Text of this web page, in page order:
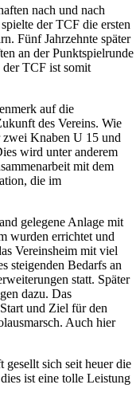
nach und nach
der TCF die ersten
Fünf Jahrzehnte später
an der Punktspielrunde
der TCF ist somit
auf die
des Vereins. Wie
zwei Knaben U 15 und
wird unter anderem
mit dem
die im
gelegene Anlage mit
wurden errichtet und
Vereinsheim mit viel
steigenden Bedarfs an
statt. Später
dazu. Das
und Ziel für den
Auch hier
sich seit heuer die
ist eine tolle Leistung